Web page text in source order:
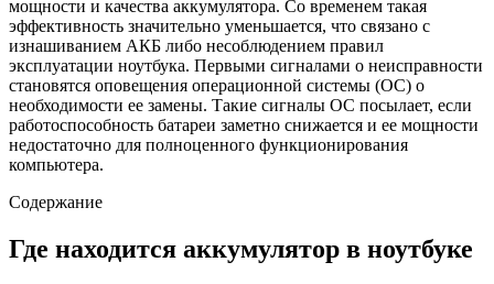
мощности и качества аккумулятора. Со временем такая
эффективность значительно уменьшается, что связано с
изнашиванием АКБ либо несоблюдением правил
эксплуатации ноутбука. Первыми сигналами о неисправности
становятся оповещения операционной системы (ОС) о
необходимости ее замены. Такие сигналы ОС посылает, если
работоспособность батареи заметно снижается и ее мощности
недостаточно для полноценного функционирования
компьютера.
Содержание
Где находится аккумулятор в ноутбуке